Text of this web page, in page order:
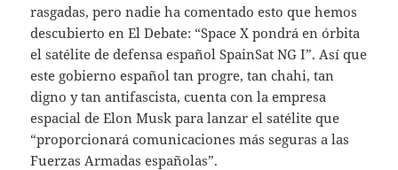
rasgadas, pero nadie ha comentado esto que hemos
descubierto en El Debate: “Space X pondrá en órbita
el satélite de defensa español SpainSat NG I”. Así que
este gobierno español tan progre, tan chahi, tan
digno y tan antifascista, cuenta con la empresa
espacial de Elon Musk para lanzar el satélite que
“proporcionará comunicaciones más seguras a las
Fuerzas Armadas españolas”.